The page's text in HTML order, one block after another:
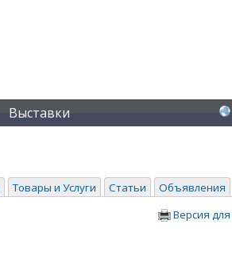
Выставки
Товары и Услуги Статьи Объявления
Версия